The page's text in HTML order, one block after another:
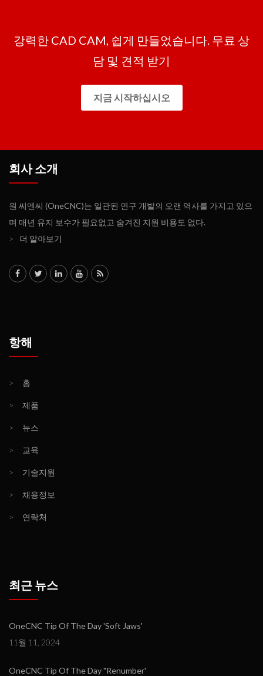
강력한 CAD CAM, 쉽게 만들었습니다. 무료 상
담 및 견적 받기
지금 시작하십시오
회사 소개
원 씨엔씨 (OneCNC)는 일관된 연구 개발의 오랜 역사를 가지고 있으
며 매년 유지 보수가 필요없고 숨겨진 지원 비용도 없다.
>
더 알아보기
항해
> 홈
> 제품
> 뉴스
> 교육
> 기술지원
> 채용정보
> 연락처
최근 뉴스
OneCNC Tip Of The Day 'Soft Jaws'
11월 11, 2024
OneCNC Tip Of The Day "Renumber'